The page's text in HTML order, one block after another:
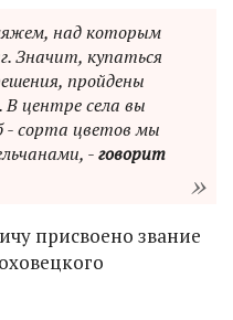
над которым
Значит, купаться
пройдены
центре села вы
- сорта цветов мы
-говорит
присвоено звание